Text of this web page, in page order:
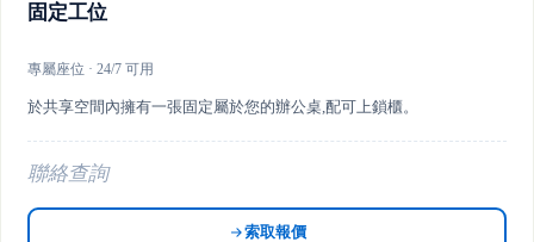
固定工位
專屬座位 · 24/7 可用
於共享空間內擁有一張固定屬於您的辦公桌,配可上鎖櫃。
聯絡查詢
索取報價